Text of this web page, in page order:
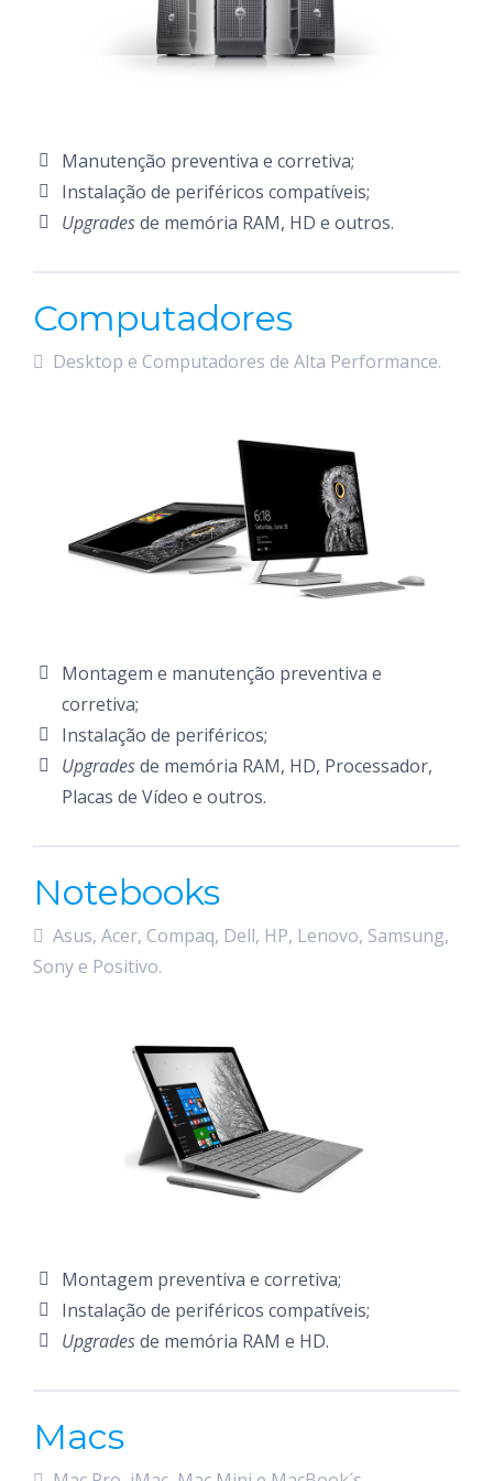
Manutenção preventiva e corretiva;
Instalação de periféricos compatíveis;
Upgradesde memória RAM, HD e outros.
Computadores
Desktop e Computadores de Alta Performance.
Montagem e manutenção preventiva e
corretiva;
Instalação de periféricos;
Upgradesde memória RAM, HD, Processador,
Placas de Vídeo e outros.
Notebooks
Asus, Acer, Compaq, Dell, HP, Lenovo, Samsung,
Sony e Positivo.
Montagem preventiva e corretiva;
Instalação de periféricos compatíveis;
Upgradesde memória RAM e HD.
Macs